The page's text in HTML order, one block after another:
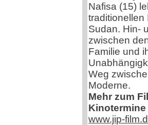
Nafisa (15)
traditionellen
Sudan. Hin-
zwischen
Familie und
Weg
Moderne.
Mehr zum
www.jip-